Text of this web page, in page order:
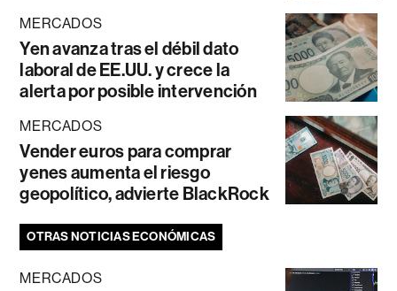
MERCADOS
Yen avanza tras el débil dato
laboral de EE.UU. y crece la
alerta por posible intervención
MERCADOS
Vender euros para comprar
yenes aumenta el riesgo
geopolítico, advierte BlackRock
OTRAS NOTICIAS ECONÓMICAS
MERCADOS